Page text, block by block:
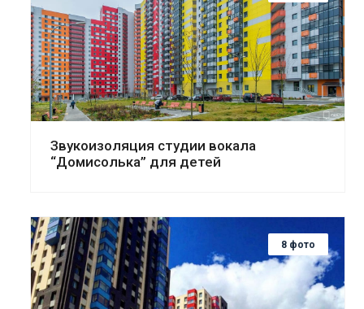
Смотреть проект
Звукоизоляция студии вокала
“Домисолька” для детей
8 фото